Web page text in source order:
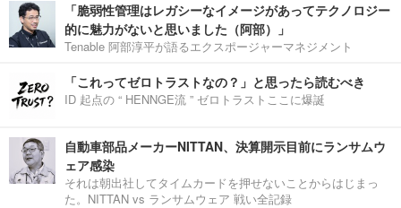
「脆弱性管理はレガシーなイメージがあってテクノロジー
的に魅力がないと思いました（阿部）」
Tenable 阿部淳平が語るエクスポージャーマネジメント
「これってゼロトラストなの？」と思ったら読むべき
ID 起点の “ HENNGE流 ” ゼロトラストここに爆誕
自動車部品メーカーNITTAN、決算開示目前にランサムウ
ェア感染
それは朝出社してタイムカードを押せないことからはじまっ
た。NITTAN vs ランサムウェア 戦い全記録